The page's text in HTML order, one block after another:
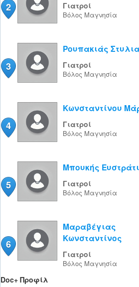
2 Γιατροί
Βόλος Μαγνησία
3
Ρουπακιάς
Γιατροί
Βόλος Μαγνησία
4
Κωνσταντίνου
Γιατροί
Βόλος Μαγνησία
5
Μπουκής
Γιατροί
Βόλος Μαγνησία
6
Μαραβέγιας
Κωνσταντίνος
Γιατροί
Βόλος Μαγνησία
Doc+ Προφίλ